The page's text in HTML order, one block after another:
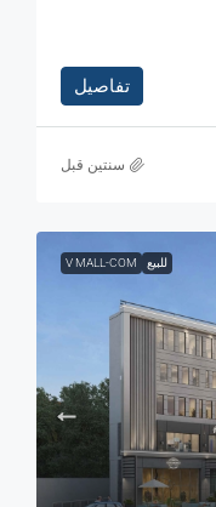
تفاصيل
‏سنتين قبل
للبيع V MALL-COM